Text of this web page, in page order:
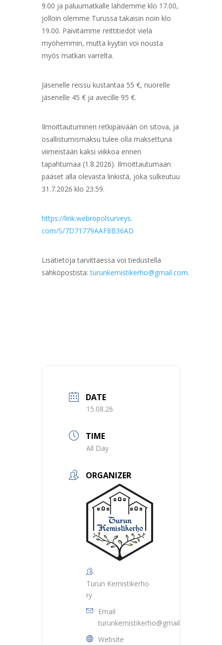
9.00 ja paluumatkalle lähdemme klo 17.00,
jolloin olemme Turussa takaisin noin klo
19.00. Päivitämme reittitiedot vielä
myöhemmin, mutta kyytiin voi nousta
myös matkan varrelta.
Jäsenelle reissu kustantaa 55 €, nuorelle
jäsenelle 45 € ja avecille 95 €.
Ilmoittautuminen retkipäivään on sitova, ja
osallistumismaksu tulee olla maksettuna
viimeistään kaksi viikkoa ennen
tapahtumaa (1.8.2026). Ilmoittautumaan
pääset alla olevasta linkistä, joka sulkeutuu
31.7.2026 klo 23.59.
https://link.webropolsurveys.
com/S/7D71779AAF8B36AD
Lisätietoja tarvittaessa voi tiedustella
sähköpostista:turunkemistikerho@gmail.com.
DATE
15.08.26
TIME
All Day
ORGANIZER
Turun Kemistikerho
ry
Email
turunkemistikerho@gmail.com
Website